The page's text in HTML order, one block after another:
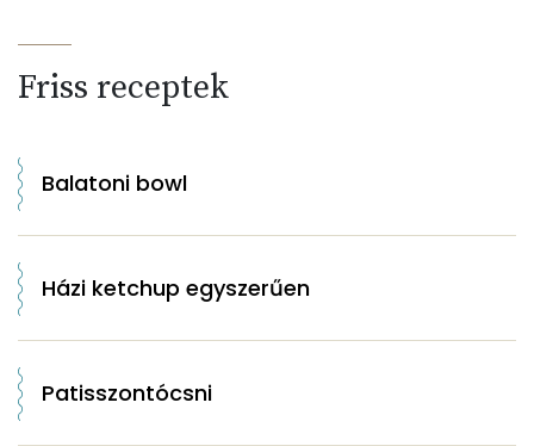
Friss receptek
Balatoni bowl
Házi ketchup egyszerűen
Patisszontócsni